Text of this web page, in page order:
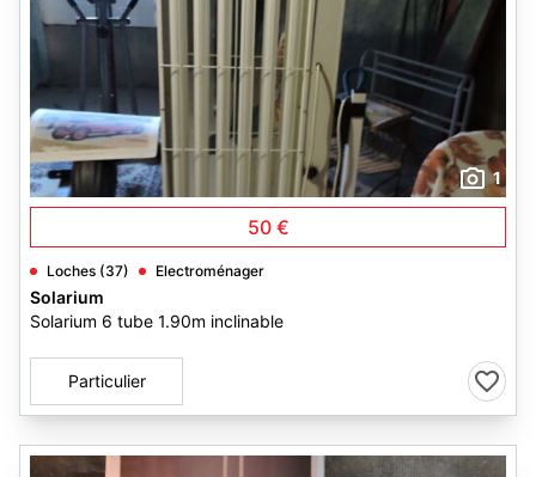
1
50 €
Loches (37) Electroménager
Solarium
Solarium 6 tube 1.90m inclinable
Particulier